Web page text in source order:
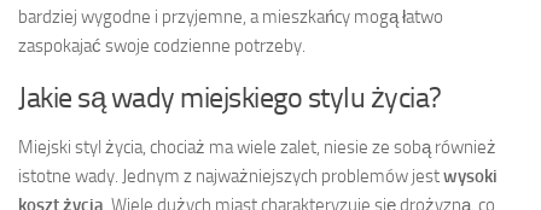
bardziej wygodne i przyjemne, a mieszkańcy mogą łatwo
zaspokajać swoje codzienne potrzeby.
Jakie są wady miejskiego stylu życia?
Miejski styl życia, chociaż ma wiele zalet, niesie ze sobą również
istotne wady. Jednym z najważniejszych problemów jestwysoki
koszt życia. Wiele dużych miast charakteryzuje się drożyzną, co